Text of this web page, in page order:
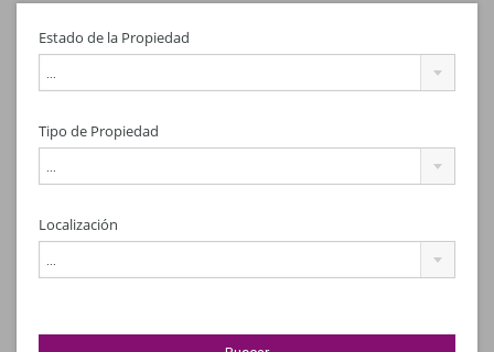
Estado de la Propiedad
...
Tipo de Propiedad
...
Localización
...